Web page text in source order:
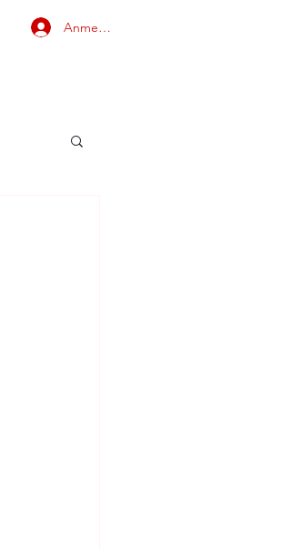
Anmelden